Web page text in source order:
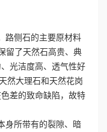
路侧石的主要原材料
留了天然石高贵、典
光洁度高、透气性好
然大理石和天然花岗
差的致命缺陷，故特
身所带有的裂隙、暗